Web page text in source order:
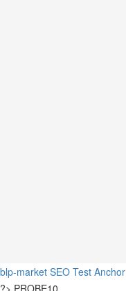
blp-market SEO Test Anchor
?>